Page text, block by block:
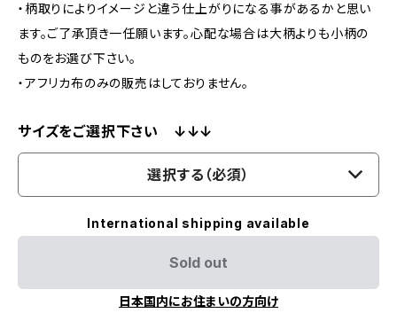
・柄取りによりイメージと違う仕上がりになる事があるかと思い
ます。ご了承頂き一任願います。心配な場合は大柄よりも小柄の
ものをお選び下さい。
・アフリカ布のみの販売はしておりません。
サイズをご選択下さい ↓↓↓
選択する（必須）
International shipping available
Sold out
日本国内にお住まいの方向け